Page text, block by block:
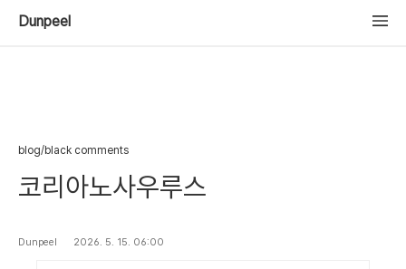
Dunpeel
blog/black comments
코리아노사우루스
Dunpeel 2026. 5. 15. 06:00